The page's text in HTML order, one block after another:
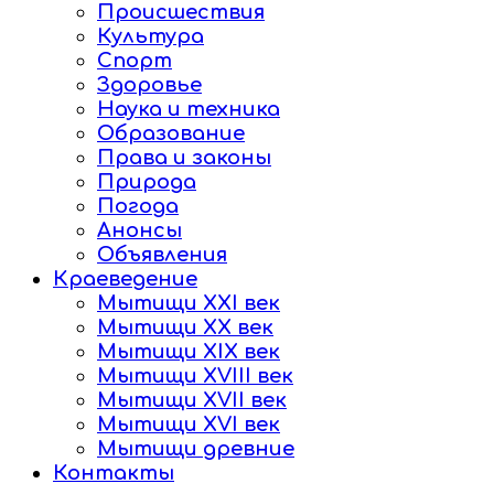
Происшествия
Культура
Спорт
Здоровье
Наука и техника
Образование
Права и законы
Природа
Погода
Анонсы
Объявления
Краеведение
Мытищи XXI век
Мытищи XX век
Мытищи XIX век
Мытищи XVIII век
Мытищи XVII век
Мытищи XVI век
Мытищи древние
Контакты